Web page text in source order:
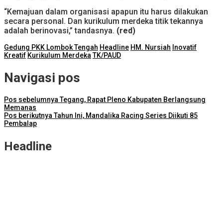
“Kemajuan dalam organisasi apapun itu harus dilakukan
secara personal. Dan kurikulum merdeka titik tekannya
adalah berinovasi,” tandasnya. (red)
Gedung PKK Lombok Tengah Headline HM. Nursiah Inovatif
Kreatif Kurikulum Merdeka TK/PAUD
Navigasi pos
Pos sebelumnyaTegang, Rapat Pleno Kabupaten Berlangsung
Memanas
Pos berikutnyaTahun Ini, Mandalika Racing Series Diikuti 85
Pembalap
Headline